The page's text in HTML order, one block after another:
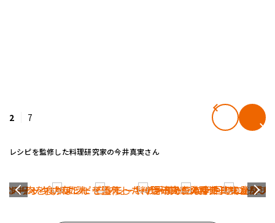
2 7
レシピを監修した料理研究家の今井真実さん